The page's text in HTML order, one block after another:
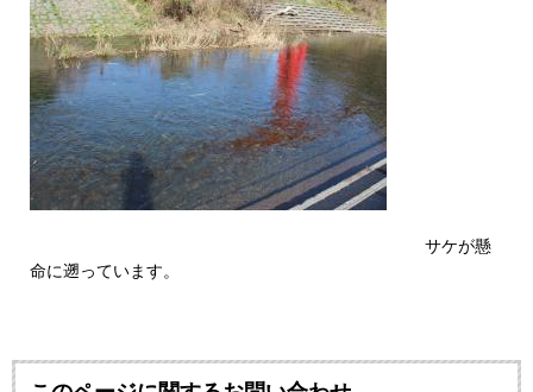
サケが懸
命に遡っています。